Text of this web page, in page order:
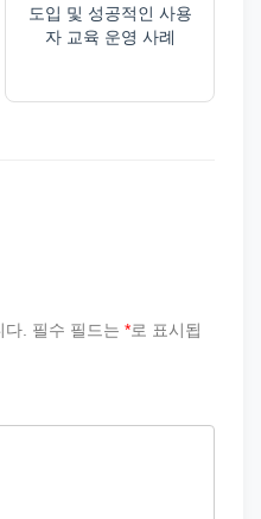
도입 및 성공적인 사용
자 교육 운영 사례
. 필수 필드는 *로 표시됩